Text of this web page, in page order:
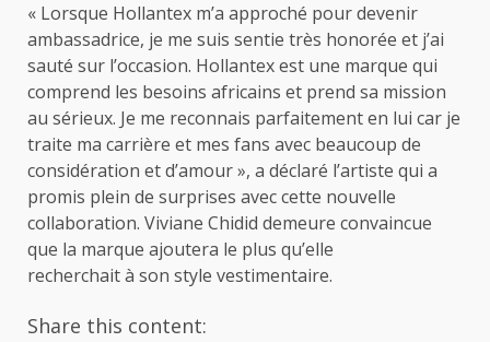
« Lorsque Hollantex m’a approché pour devenir
ambassadrice, je me suis sentie très honorée et j’ai
sauté sur l’occasion. Hollantex est une marque qui
comprend les besoins africains et prend sa mission
au sérieux. Je me reconnais parfaitement en lui car je
traite ma carrière et mes fans avec beaucoup de
considération et d’amour », a déclaré l’artiste qui a
promis plein de surprises avec cette nouvelle
collaboration. Viviane Chidid demeure convaincue
que la marque ajoutera le plus qu’elle
recherchait à son style vestimentaire.
Share this content: